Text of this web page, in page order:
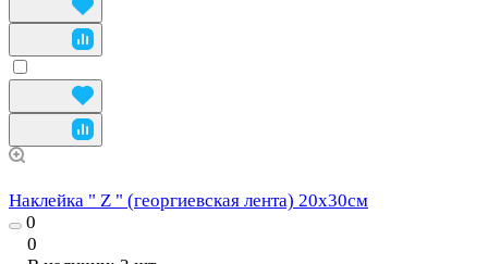
Наклейка " Z " (георгиевская лента) 20х30см
0
0